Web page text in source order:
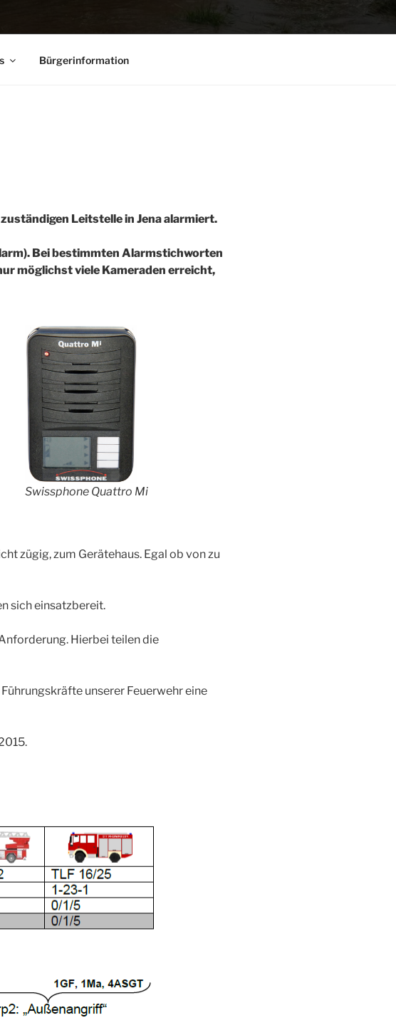
Bürgerinformation
Leitstelle in Jena alarmiert.
Bei bestimmten Alarmstichworten
möglichst viele Kameraden erreicht,
Swissphone Quattro Mi
zügig, zum Gerätehaus. Egal ob von zu
sich einsatzbereit.
Hierbei teilen die
unserer Feuerwehr eine